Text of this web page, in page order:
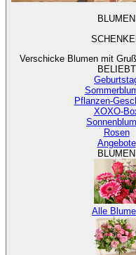
BLUMEN
Verschicke Blumen mit
BELIEBT
Pflanzen-
XOXO-
Rosen
Angebote
BLUMEN
Alle